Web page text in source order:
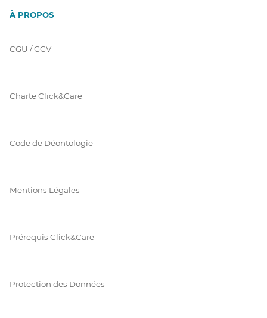
À PROPOS
CGU / GGV
Charte Click&Care
Code de Déontologie
Mentions Légales
Prérequis Click&Care
Protection des Données